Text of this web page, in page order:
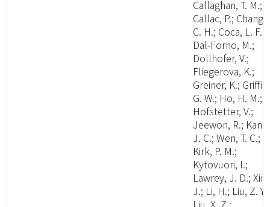
Callaghan, T. M.;
Callac, P.; Chang,
C. H.; Coca, L. F.;
Dal-Forno, M.;
Dollhofer, V.;
Fliegerova, K.;
Greiner, K.;
G. W.; Ho, H. M.;
Hofstetter, V.;
Jeewon, R.; Kang,
J. C.; Wen, T. C.;
Kirk, P. M.;
Kytovuori, I.;
Lawrey, J. D.;
J.; Li, H.; Liu, Z. Y.;
Liu, X. Z.;